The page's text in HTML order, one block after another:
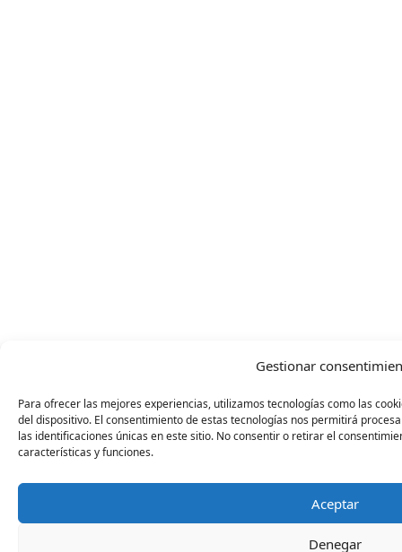
Gestionar
Para ofrecer las mejores experiencias, utilizamos tecnologías como las
del dispositivo. El consentimiento de estas tecnologías nos permitirá
las identificaciones únicas en este sitio. No consentir o retirar el
características y funciones.
Aceptar
Denegar